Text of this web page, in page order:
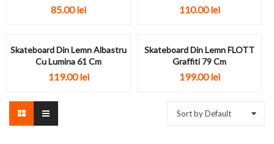
85.00lei 110.00lei
Skateboard Din Lemn Albastru
Cu Lumina 61 Cm
119.00lei
Skateboard Din Lemn FLOTT
Graffiti 79 Cm
199.00lei
Sort by Default